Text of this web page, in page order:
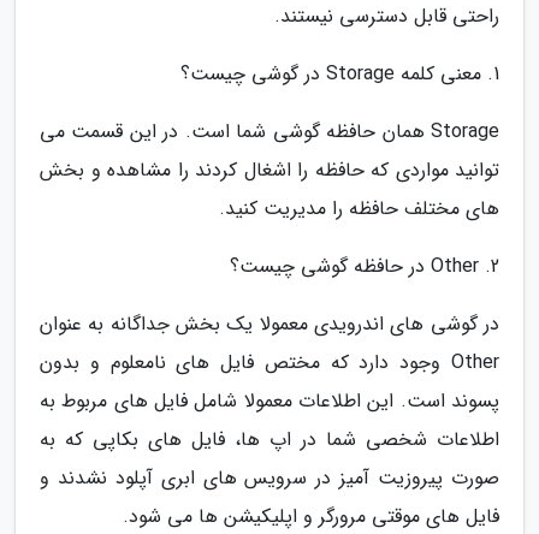
راحتی قابل دسترسی نیستند.
1. معنی کلمه Storage در گوشی چیست؟
Storage همان حافظه گوشی شما است. در این قسمت می
توانید مواردی که حافظه را اشغال کردند را مشاهده و بخش
های مختلف حافظه را مدیریت کنید.
2. Other در حافظه گوشی چیست؟
در گوشی های اندرویدی معمولا یک بخش جداگانه به عنوان
Other وجود دارد که مختص فایل های نامعلوم و بدون
پسوند است. این اطلاعات معمولا شامل فایل های مربوط به
اطلاعات شخصی شما در اپ ها، فایل های بکاپی که به
صورت پیروزیت آمیز در سرویس های ابری آپلود نشدند و
فایل های موقتی مرورگر و اپلیکیشن ها می شود.